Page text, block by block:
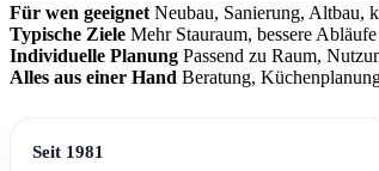
Küchenplanung Kassel für
Die Küchenplanung der Schreinerei Reinhardt
Für wen geeignet Neubau, Sanierung, Altbau,
Typische Ziele Mehr Stauraum, bessere
Individuelle Planung Passend zu Raum,
Alles aus einer Hand Beratung,
Seit 1981